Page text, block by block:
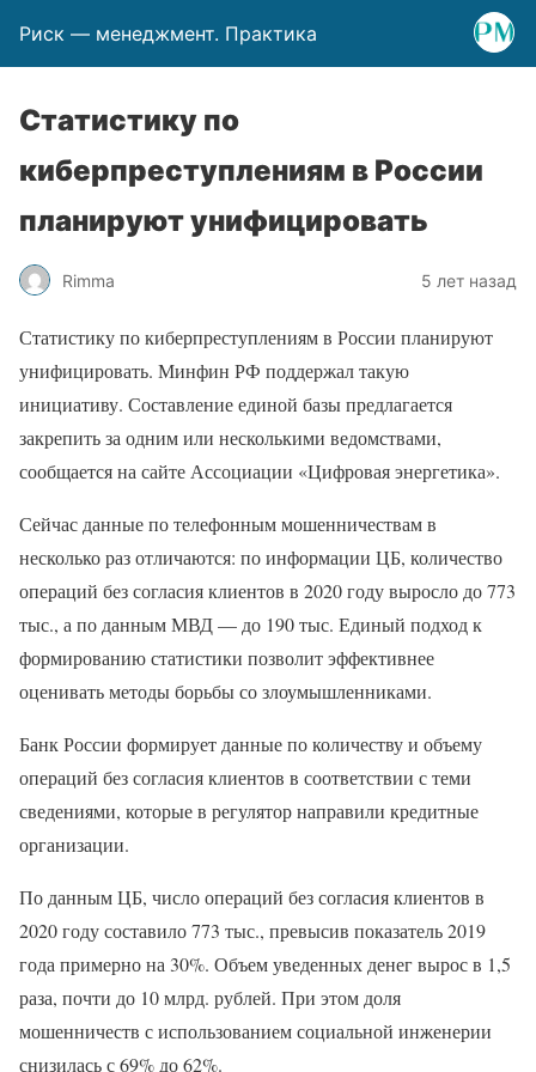
Риск — менеджмент. Практика
Статистику по
киберпреступлениям в России
планируют унифицировать
Rimma 5 лет назад
Статистику по киберпреступлениям в России планируют
унифицировать. Минфин РФ поддержал такую
инициативу. Составление единой базы предлагается
закрепить за одним или несколькими ведомствами,
сообщается на сайте Ассоциации «Цифровая энергетика».
Сейчас данные по телефонным мошенничествам в
несколько раз отличаются: по информации ЦБ, количество
операций без согласия клиентов в 2020 году выросло до 773
тыс., а по данным МВД — до 190 тыс. Единый подход к
формированию статистики позволит эффективнее
оценивать методы борьбы со злоумышленниками.
Банк России формирует данные по количеству и объему
операций без согласия клиентов в соответствии с теми
сведениями, которые в регулятор направили кредитные
организации.
По данным ЦБ, число операций без согласия клиентов в
2020 году составило 773 тыс., превысив показатель 2019
года примерно на 30%. Объем уведенных денег вырос в 1,5
раза, почти до 10 млрд. рублей. При этом доля
мошенничеств с использованием социальной инженерии
снизилась с 69% до 62%.